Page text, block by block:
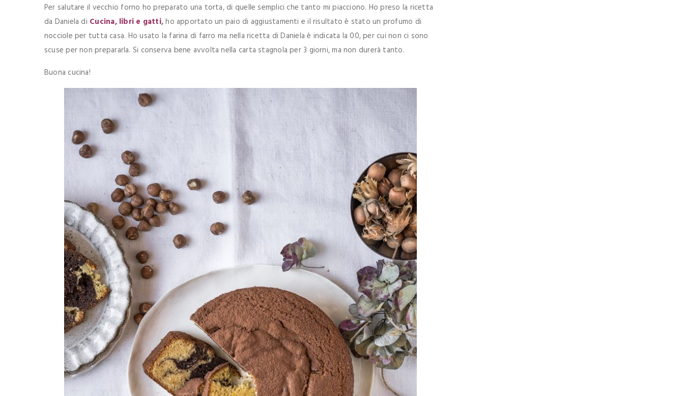
Per salutare il vecchio forno ho preparato una torta, di quelle semplici che tanto mi piacciono. Ho preso la ricetta
da Daniela di Cucina, libri e gatti,ho apportato un paio di aggiustamenti e il risultato è stato un profumo di
nocciole per tutta casa. Ho usato la farina di farro ma nella ricetta di Daniela è indicata la 00, per cui non ci sono
scuse per non prepararla. Si conserva bene avvolta nella carta stagnola per 3 giorni, ma non durerà tanto.
Buona cucina!